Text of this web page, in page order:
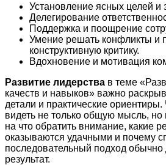
Установление ясных целей и
Делегирование
Поддержка и поощрение
Умение решать конфликты и
конструктивную критику.
Вдохновение и мотивация
Развитие лидерства в теме
качеств и навыков» важно
детали и практические
видеть не только общую мысль, но
на что обратить внимание, какие
оказываются удачными и почему
последовательный подход
результат.